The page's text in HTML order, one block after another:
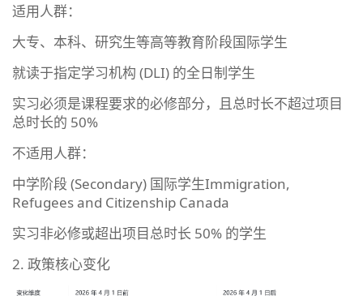
适用人群：
大专、本科、研究生等高等教育阶段国际学生
就读于指定学习机构 (DLI) 的全日制学生
实习必须是课程要求的必修部分，且总时长不超过项目
总时长的 50%
不适用人群：
中学阶段 (Secondary) 国际学生Immigration,
Refugees and Citizenship Canada
实习非必修或超出项目总时长 50% 的学生
2. 政策核心变化